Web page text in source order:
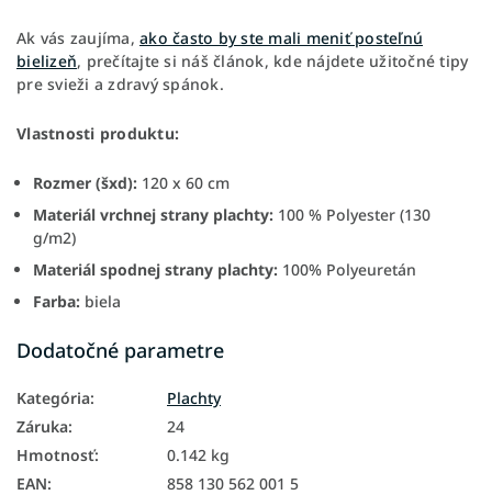
Ak vás zaujíma, ako často by ste mali meniť posteľnú
bielizeň, prečítajte si náš článok, kde nájdete užitočné tipy
pre svieži a zdravý spánok.
Vlastnosti produktu:
Rozmer (šxd): 120 x 60 cm
Materiál vrchnej strany plachty: 100 % Polyester (130
g/m2)
Materiál spodnej strany plachty: 100% Polyeuretán
Farba: biela
Dodatočné parametre
Kategória:
Plachty
Záruka:
24
Hmotnosť:
0.142 kg
EAN:
858 130 562 001 5